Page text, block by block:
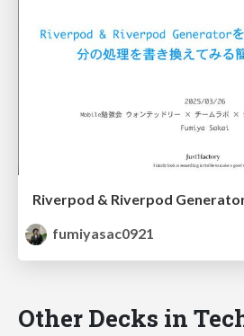
fumiyasac0921
Other Decks in